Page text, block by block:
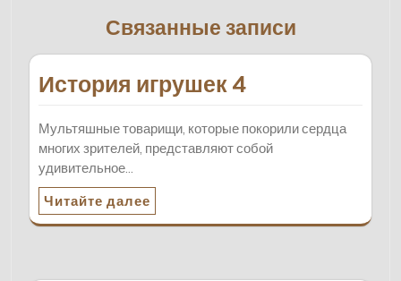
Связанные записи
История игрушек 4
Мультяшные товарищи, которые покорили сердца
многих зрителей, представляют собой
удивительное…
Читайте далее